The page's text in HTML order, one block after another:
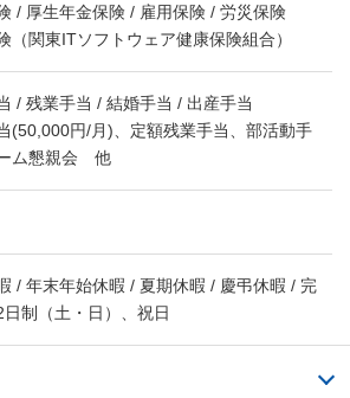
/ 厚生年金保険 / 雇用保険 / 労災保険
（関東ITソフトウェア健康保険組合）
/ 残業手当 / 結婚手当 / 出産手当
(50,000円/月)、定額残業手当、部活動手
ム懇親会 他
/ 年末年始休暇 / 夏期休暇 / 慶弔休暇 / 完
制（土・日）、祝日